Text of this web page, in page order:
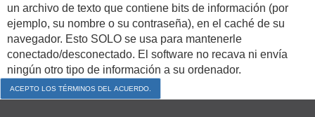
un archivo de texto que contiene bits de información (por
ejemplo, su nombre o su contraseña), en el caché de su
navegador. Esto SOLO se usa para mantenerle
conectado/desconectado. El software no recava ni envía
ningún otro tipo de información a su ordenador.